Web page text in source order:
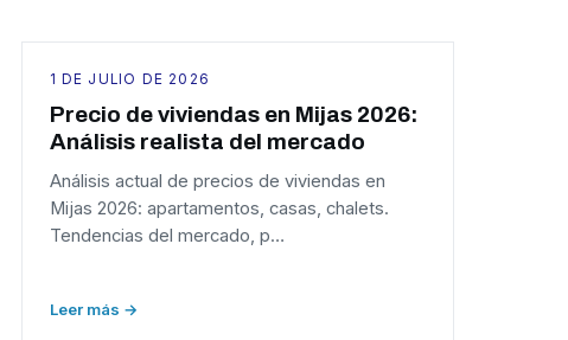
1 DE JULIO DE 2026
Precio de viviendas en Mijas 2026:
Análisis realista del mercado
Análisis actual de precios de viviendas en
Mijas 2026: apartamentos, casas, chalets.
Tendencias del mercado, p…
Leer más →